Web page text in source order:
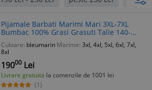
Pijamale Barbati Marimi Mari 3XL-7XL
Bumbac 100% Grasi Grasuti Talie 140-
200cm Nasturi Bleumarin Visiniu/Albastru
Culoare: bleumarin Marime: 3xl, 4xl, 5xl, 6xl, 7xl,
8xl
19000 Lei
Livrare gratuita la comenzile de 1001 lei
(1)